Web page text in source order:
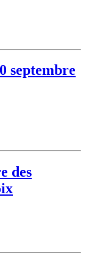
septembre
des